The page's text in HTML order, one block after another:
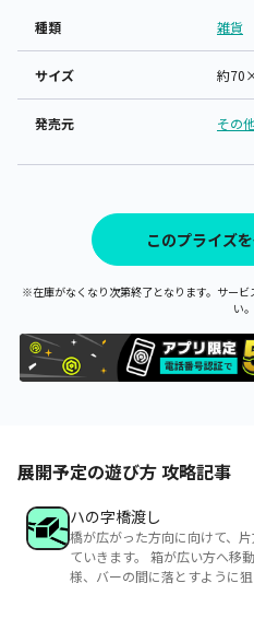
種類 雑貨
サイズ 約
発売元 その
このプライズ
※在庫がなくなり次第終了となります。サー
い。
展開予定の遊び方 攻略記事
ハの字橋渡し
橋が広がった方向に向けて、
ていきます。 箱が広い方へ移
様、バーの間に落とすように狙